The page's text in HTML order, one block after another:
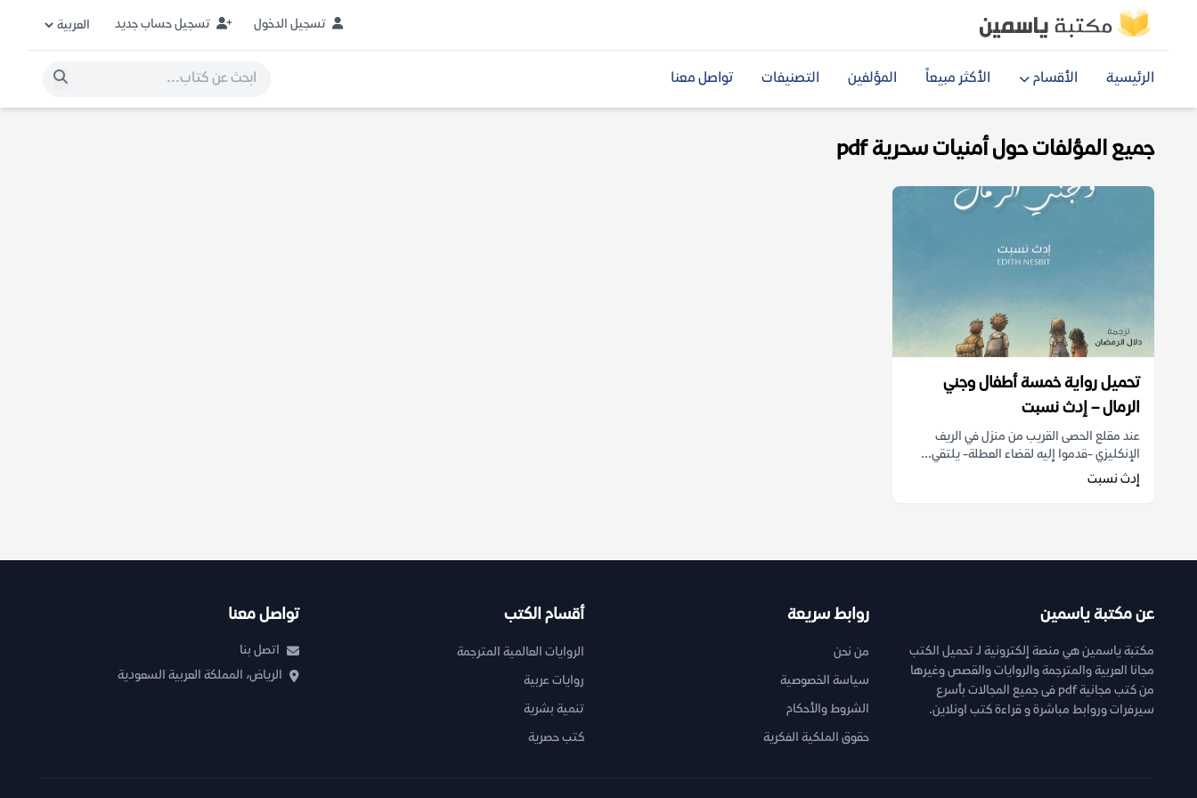
تسجيل الدخول تسجيل حساب جديد
الرئيسية الأقسام الأكثر مبيعاً المؤلفين التصنيفات تواصل معنا
جميع المؤلفات حول أمنيات سحرية pdf
تحميل رواية خمسة أطفال وجني
الرمال – إدث نسبت
عند مقلع الحصى القريب من منزل في الريف
الإنكليزي -قدموا إليه لقضاء العطلة- يلتقي...
إدث نسبت
عن مكتبة ياسمين
مكتبة ياسمين هي منصة إلكترونية لـ تحميل الكتب
مجانا العربية والمترجمة والروايات والقصص وغيرها
من كتب مجانية pdf فى جميع المجالات بأسرع
سيرفرات وروابط مباشرة و قراءة كتب اونلاين.
روابط سريعة
من نحن
سياسة الخصوصية
الشروط والأحكام
حقوق الملكية الفكرية
أقسام الكتب
الروايات العالمية المترجمة
روايات عربية
تنمية بشرية
كتب حصرية
تواصل معنا
اتصل بنا
الرياض، المملكة العربية السعودية